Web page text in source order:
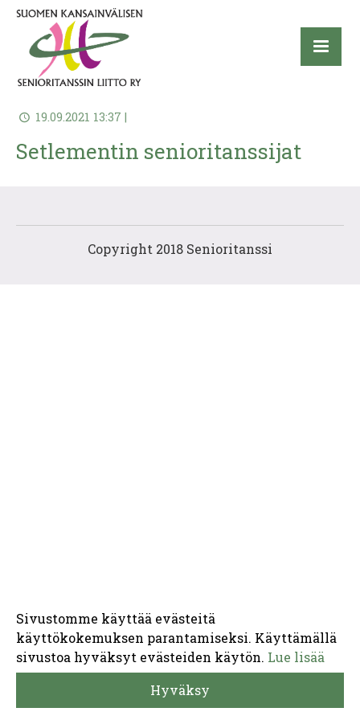
19.09.2021 13:37 |
Setlementin senioritanssijat
Copyright 2018 Senioritanssi
Sivustomme käyttää evästeitä
käyttökokemuksen parantamiseksi. Käyttämällä
sivustoa hyväksyt evästeiden käytön. Lue lisää
Hyväksy